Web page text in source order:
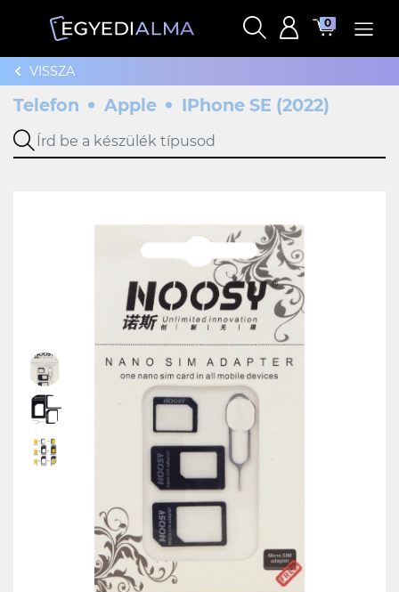
0
VISSZA
Telefon Apple IPhone SE (2022)